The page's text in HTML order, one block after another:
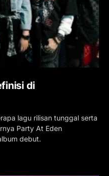
di
lagu rilisan tunggal serta
Party At Eden
debut.